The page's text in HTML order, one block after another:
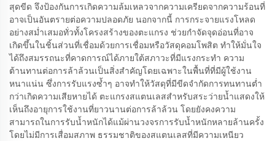
สุดขีด จึงป้องกันการเกิดความล้มเหลวจากความเครียดจากความร้อนที่
อาจเป็นอันตรายต่อความปลอดภัย นอกจากนี้ การกระจายแรงโหลด
อย่างสม่ำเสมอทั่วทั้งโครงสร้างของตะแกรง ช่วยกำจัดจุดอ่อนที่อาจ
เกิดขึ้นในชิ้นส่วนที่เชื่อมด้วยการเชื่อมหรือวัสดุคอมโพสิต ทำให้มั่นใจ
ได้ถึงสมรรถนะที่คาดการณ์ได้ภายใต้สภาวะที่มีแรงกระทำ ความ
ต้านทานต่อการล้าล้วนเป็นสิ่งสำคัญโดยเฉพาะในพื้นที่ที่มีผู้ใช้งาน
หนาแน่น ซึ่งการรับแรงซ้ำๆ อาจทำให้วัสดุที่มีขีดจำกัดการทนทานต่ำ
กว่าเกิดความเสียหายได้ ตะแกรงสแตนเลสสำหรับสระว่ายน้ำแสดงให้
เห็นถึงอายุการใช้งานที่ยาวนานต่อการล้าล้วน โดยยังคงความ
สามารถในการรับน้ำหนักได้แม้ผ่านวงจรการรับน้ำหนักหลายล้านครั้ง
โดยไม่มีการเสื่อมสภาพ ธรรมชาติของสแตนเลสที่มีความเหนียว